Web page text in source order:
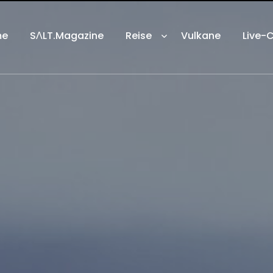
SΛLT.Magazine Reise Vulkane Live-